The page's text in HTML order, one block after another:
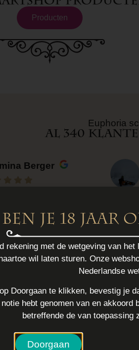
Producten
Euphoria
Al 340
Berger
goede
selectie.
Ben je 18 jaar
rekening met de wetgeving van
wil laten sturen. Onze
Nederlandse
Doorgaan te klikken, bevestig je
hebt genomen van en akkoord
betreffende de van toepassing
Doorgaan